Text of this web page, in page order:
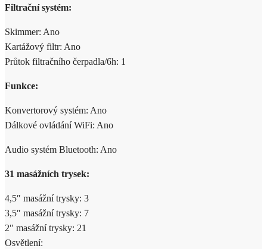
Filtrační systém:
Skimmer: Ano
Kartážový filtr: Ano
Průtok filtračního čerpadla/6h: 1
Funkce:
Konvertorový systém: Ano
Dálkové ovládání WiFi: Ano
Audio systém Bluetooth: Ano
31 masážních trysek:
4,5″ masážní trysky: 3
3,5″ masážní trysky: 7
2″ masážní trysky: 21
Osvětlení: